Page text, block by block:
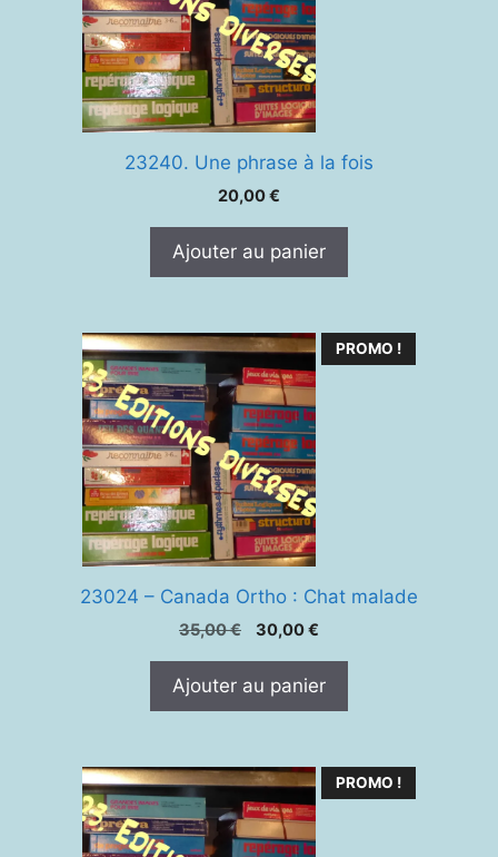
23240. Une phrase à la fois
20,00€
Ajouter au panier
PROMO !
23024 – Canada Ortho : Chat malade
35,00€
Le
était :
30,00€
est :
Ajouter au panier
PROMO !